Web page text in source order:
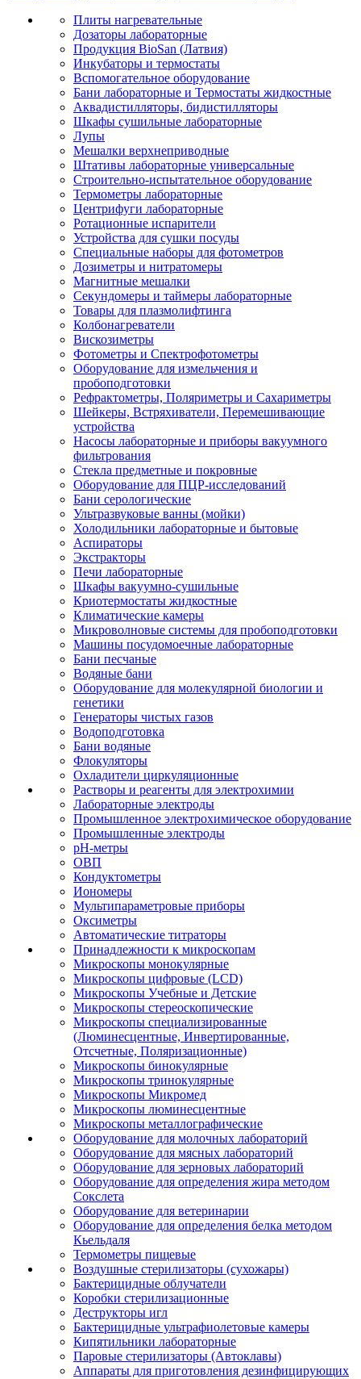
Плиты нагревательные
Дозаторы лабораторные
Продукция BioSan (Латвия)
Инкубаторы и термостаты
Вспомогательное оборудование
Бани лабораторные и Термостаты жидкостные
Аквадистилляторы, бидистилляторы
Шкафы сушильные лабораторные
Лупы
Мешалки верхнеприводные
Штативы лабораторные универсальные
Строительно-испытательное оборудование
Термометры лабораторные
Центрифуги лабораторные
Ротационные испарители
Устройства для сушки посуды
Специальные наборы для фотометров
Дозиметры и нитратомеры
Магнитные мешалки
Секундомеры и таймеры лабораторные
Товары для плазмолифтинга
Колбонагреватели
Вискозиметры
Фотометры и Спектрофотометры
Оборудование для измельчения и
пробоподготовки
Рефрактометры, Поляриметры и Сахариметры
Шейкеры, Встряхиватели, Перемешивающие
устройства
Насосы лабораторные и приборы вакуумного
фильтрования
Стекла предметные и покровные
Оборудование для ПЦР-исследований
Бани серологические
Ультразвуковые ванны (мойки)
Холодильники лабораторные и бытовые
Аспираторы
Экстракторы
Печи лабораторные
Шкафы вакуумно-сушильные
Криотермостаты жидкостные
Климатические камеры
Микроволновые системы для пробоподготовки
Машины посудомоечные лабораторные
Бани песчаные
Водяные бани
Оборудование для молекулярной биологии и
генетики
Генераторы чистых газов
Водоподготовка
Бани водяные
Флокуляторы
Охладители циркуляционные
Растворы и реагенты для электрохимии
Лабораторные электроды
Промышленное электрохимическое оборудование
Промышленные электроды
pH-метры
ОВП
Кондуктометры
Иономеры
Мультипараметровые приборы
Оксиметры
Автоматические титраторы
Принадлежности к микроскопам
Микроскопы монокулярные
Микроскопы цифровые (LCD)
Микроскопы Учебные и Детские
Микроскопы стереоскопические
Микроскопы специализированные
(Люминесцентные, Инвертированные,
Отсчетные, Поляризационные)
Микроскопы бинокулярные
Микроскопы тринокулярные
Микроскопы Микромед
Микроскопы люминесцентные
Микроскопы металлографические
Оборудование для молочных лабораторий
Оборудование для мясных лабораторий
Оборудование для зерновых лабораторий
Оборудование для определения жира методом
Сокслета
Оборудование для ветеринарии
Оборудование для определения белка методом
Кьельдаля
Термометры пищевые
Воздушные стерилизаторы (сухожары)
Бактерицидные облучатели
Коробки стерилизационные
Деструкторы игл
Бактерицидные ультрафиолетовые камеры
Кипятильники лабораторные
Паровые стерилизаторы (Автоклавы)
Аппараты для приготовления дезинфицирующих